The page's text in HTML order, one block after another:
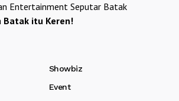
Entertainment Seputar Batak
Batak itu Keren!
Showbiz
Event